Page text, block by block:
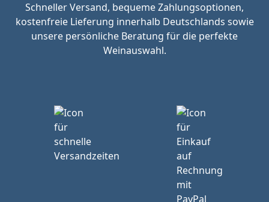
Schneller Versand, bequeme Zahlungsoptionen,
kostenfreie Lieferung innerhalb Deutschlands sowie
unsere persönliche Beratung für die perfekte
Weinauswahl.